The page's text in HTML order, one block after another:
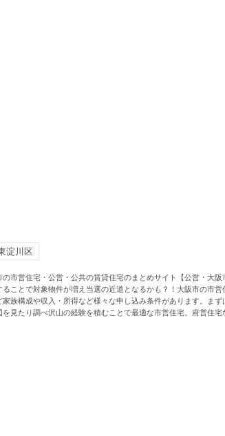
淀川区
市営住宅・公営・公共の賃貸住宅のまとめサイト【公営・大
ことで対象物件が増え当選の近道となるかも？！大阪市の市
族構成や収入・所得など様々な申し込み条件があります。ま
見たり調べ沢山の経験を積むことで最適な市営住宅。府営住